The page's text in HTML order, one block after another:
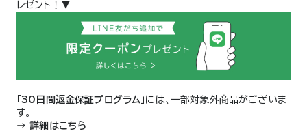
レゼント！▼
「30日間返金保証プログラム 」には、一部対象外商品がございま
す。
→詳細はこちら